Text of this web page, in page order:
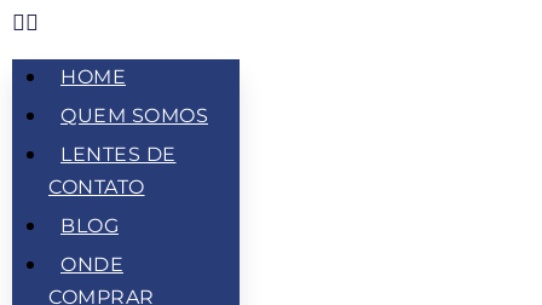
HOME
QUEM SOMOS
LENTES DE
CONTATO
BLOG
ONDE
COMPRAR